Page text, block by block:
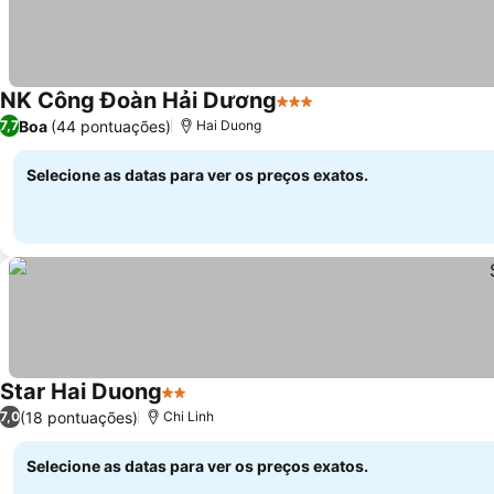
NK Công Đoàn Hải Dương3 Estrelas
7,7Boa (44 pontuações) Hai Duong
Selecione as datas para ver os preços exatos.
Star Hai Duong2 Estrelas
7,0(18 pontuações) Chi Linh
Selecione as datas para ver os preços exatos.